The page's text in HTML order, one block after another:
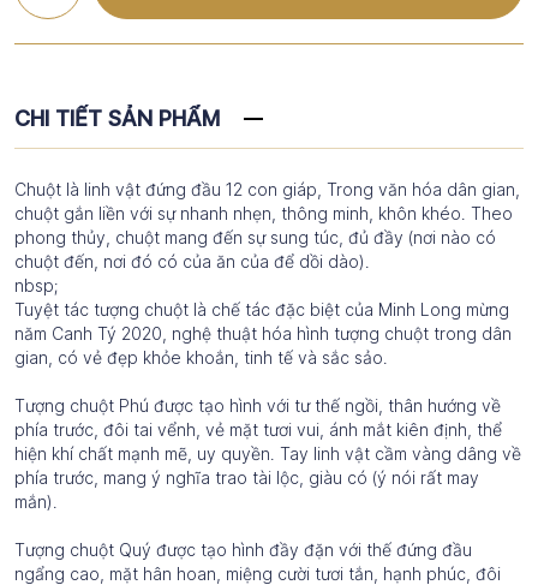
CHI TIẾT SẢN PHẨM
Chuột là linh vật đứng đầu 12 con giáp, Trong văn hóa dân gian,
chuột gắn liền với sự nhanh nhẹn, thông minh, khôn khéo. Theo
phong thủy, chuột mang đến sự sung túc, đủ đầy (nơi nào có
chuột đến, nơi đó có của ăn của để dồi dào).
nbsp;
Tuyệt tác tượng chuột là chế tác đặc biệt của Minh Long mừng
năm Canh Tý 2020, nghệ thuật hóa hình tượng chuột trong dân
gian, có vẻ đẹp khỏe khoắn, tinh tế và sắc sảo.
Tượng chuột Phú được tạo hình với tư thế ngồi, thân hướng về
phía trước, đôi tai vểnh, vẻ mặt tươi vui, ánh mắt kiên định, thể
hiện khí chất mạnh mẽ, uy quyền. Tay linh vật cầm vàng dâng về
phía trước, mang ý nghĩa trao tài lộc, giàu có (ý nói rất may
mắn).
Tượng chuột Quý được tạo hình đầy đặn với thế đứng đầu
ngẩng cao, mặt hân hoan, miệng cười tươi tắn, hạnh phúc, đôi